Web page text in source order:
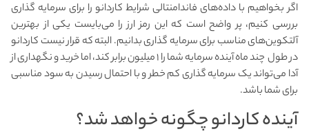
اگر بخواهیم با داده‌های فاندامنتالی شرایط کاردانو را برای سرمایه گذاری
بررسی کنیم، پر واضح است که این رمز ارز را می‌بایست یکی از بهترین
آلتکوین‌های مناسب برای سرمایه گذاری بدانیم. البته که قرار نیست کاردانو
در طول چند ماه آینده سرمایه شما را ۱ میلیون برابر کند، اما خرید و نگهداری از
آدا می‌تواند یک سرمایه گذاری کم خطر و با احتمال رسیدن به سود مناسبی
برای شما باشد.
آینده کاردانو چگونه خواهد شد؟